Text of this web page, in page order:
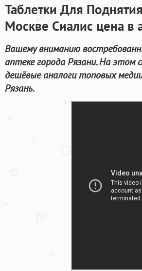
Таблетки Для
Москве Сиалис цена в
Вашему вниманию
аптеке города Рязани. На
дешёвые аналоги топовых
Рязань.